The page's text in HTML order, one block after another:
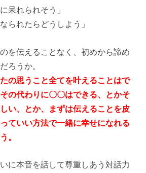
呆れられそう」
られたらどうしよう」
を伝えることなく、初めから諦め
ろうか。
の思うこと全てを叶えることはで
の代わりに〇〇はできる、とかそ
い、とか、まずは伝えることを皮
ていい方法で一緒に幸せになれる
。
に本音を話して尊重しあう対話力